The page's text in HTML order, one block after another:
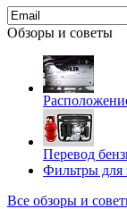
Обзоры и советы
Перевод
Фильтры для
Все обзоры и